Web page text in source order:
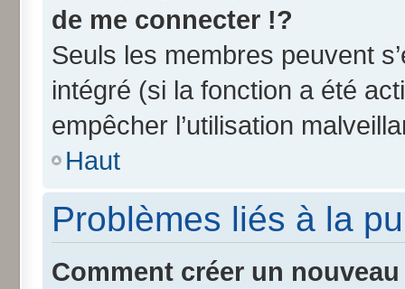
de me connecter !?
Seuls les membres peuvent
intégré (si la fonction a été
empêcher l’utilisation
Haut
Problèmes liés à la
Comment créer un